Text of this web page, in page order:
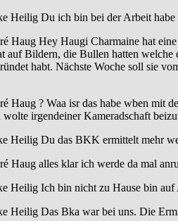
Heilig Du ich bin bei der Arbeit habe
Haug Hey Haugi Charmaine hat
Bildern, die Bullen hatten welche
habt. Nächste Woche soll sie
Haug ? Waa isr das habe wben mit
irgendeiner Kameradschaft
Heilig Du das BKK ermittelt mehr
Haug alles klar ich werde da mal
Heilig Ich bin nicht zu Hause bin auf
Heilig Das Bka war bei uns. Die